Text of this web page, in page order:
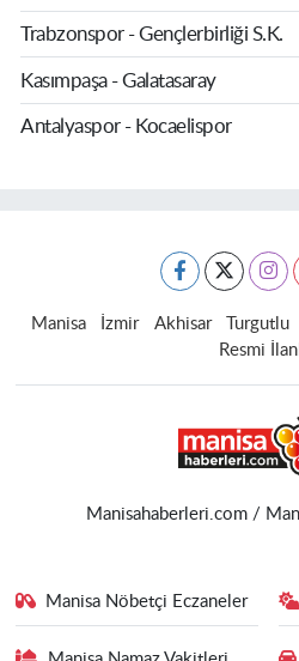
Trabzonspor - Gençlerbirliği S.K.
Kasımpaşa - Galatasaray
Antalyaspor - Kocaelispor
Manisa İzmir Akhisar Turgutlu
Resmi
Manisahaberleri.com /
Manisa Nöbetçi Eczaneler